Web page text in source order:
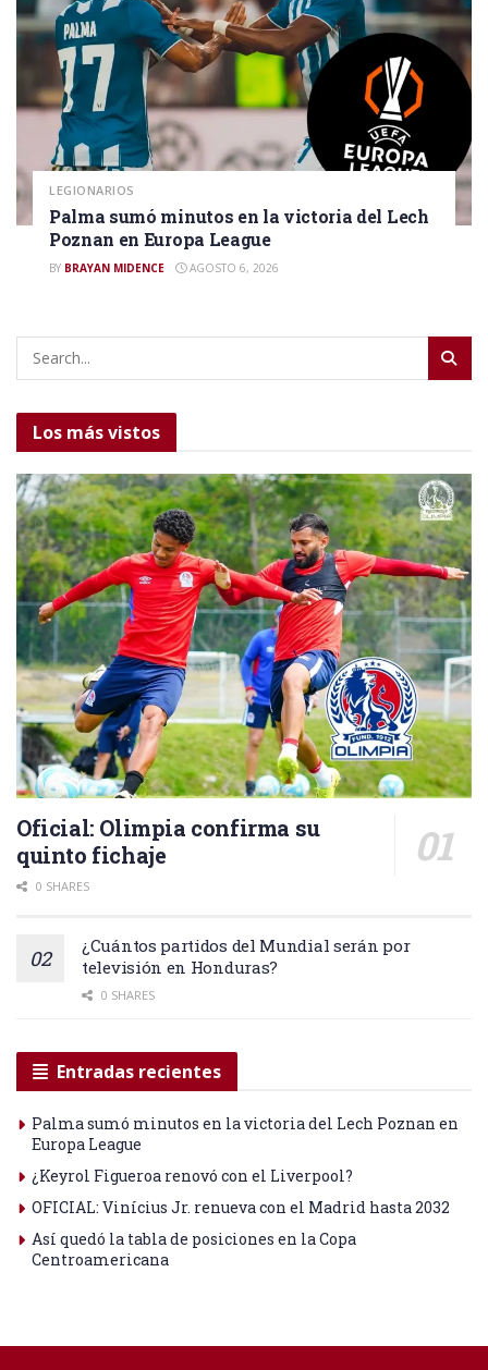
LEGIONARIOS
Palma sumó minutos en la victoria del Lech
Poznan en Europa League
BY BRAYAN MIDENCE AGOSTO 6, 2026
Los más vistos
Oficial: Olimpia confirma su
quinto fichaje
0 SHARES
¿Cuántos partidos del Mundial serán por
televisión en Honduras?
0 SHARES
Entradas recientes
Palma sumó minutos en la victoria del Lech Poznan en
Europa League
¿Keyrol Figueroa renovó con el Liverpool?
OFICIAL: Vinícius Jr. renueva con el Madrid hasta 2032
Así quedó la tabla de posiciones en la Copa
Centroamericana